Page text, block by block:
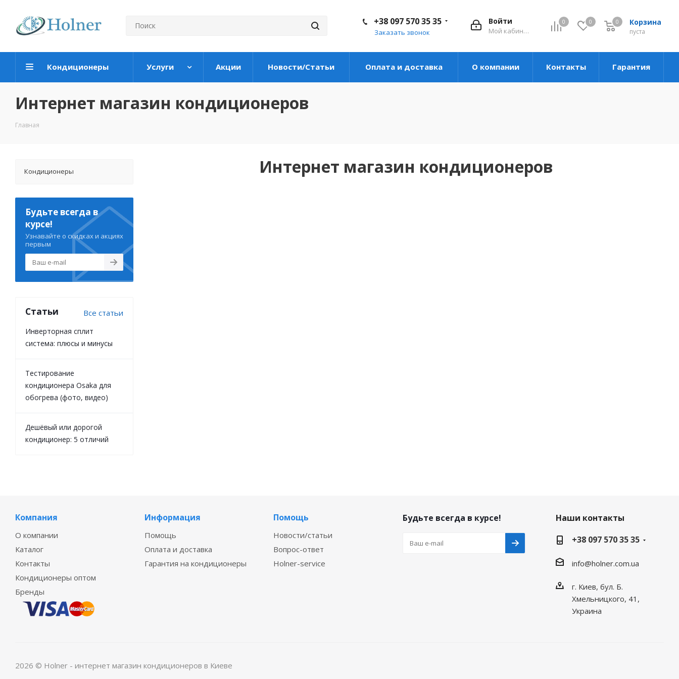
0 0 Корзина
пуста
0
Войти
Мой кабинет
+38 097 570 35 35
Заказать звонок
Кондиционеры Услуги Акции Новости/Статьи Оплата и доставка О компании Контакты Гарантия
Интернет магазин кондиционеров
Главная
Интернет магазин кондиционеров
Кондиционеры
Будьте всегда в
курсе!
Узнавайте о скидках и акциях
первым
Статьи Все статьи
Инверторная сплит
система: плюсы и минусы
Тестирование
кондиционера Osaka для
обогрева (фото, видео)
Дешёвый или дорогой
кондиционер: 5 отличий
Компания
О компании
Каталог
Контакты
Кондиционеры оптом
Бренды
Информация
Помощь
Оплата и доставка
Гарантия на кондиционеры
Помощь
Новости/статьи
Вопрос-ответ
Holner-service
Будьте всегда в курсе!
Наши контакты
+38 097 570 35 35
info@holner.com.ua
г. Киев, бул. Б.
Хмельницкого, 41,
Украина
2026 © Holner - интернет магазин кондиционеров в Киеве